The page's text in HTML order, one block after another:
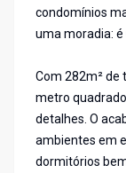
condomínios
uma moradia:
Com 282m² de
metro
detalhes. O
ambientes em
dormitórios